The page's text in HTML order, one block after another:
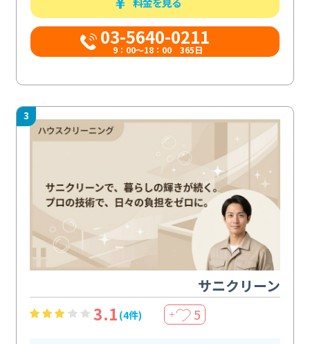
03-5640-0211
9：00～18：00 365日
3
サニクリーン
3.1 (4件) ＋ 5